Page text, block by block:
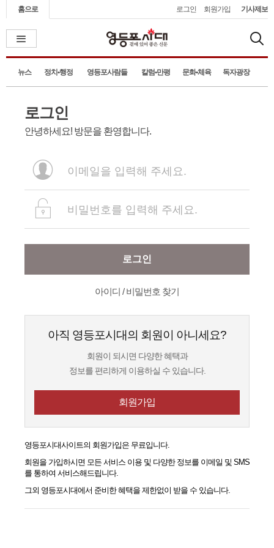
홈으로 로그인 회원가입 기사제보
뉴스 정치•행정 영등포사람들 칼럼•만평 문화•체육 독자광장
로그인
안녕하세요! 방문을 환영합니다.
로그인
아이디 / 비밀번호 찾기
아직 영등포시대의 회원이 아니세요?
회원이 되시면 다양한 혜택과
정보를 편리하게 이용하실 수 있습니다.
회원가입
영등포시대사이트의 회원가입은 무료입니다.
회원을 가입하시면 모든 서비스 이용 및 다양한 정보를 이메일 및 SMS
를 통하여 서비스해드립니다.
그외 영등포시대에서 준비한 혜택을 제한없이 받을 수 있습니다.